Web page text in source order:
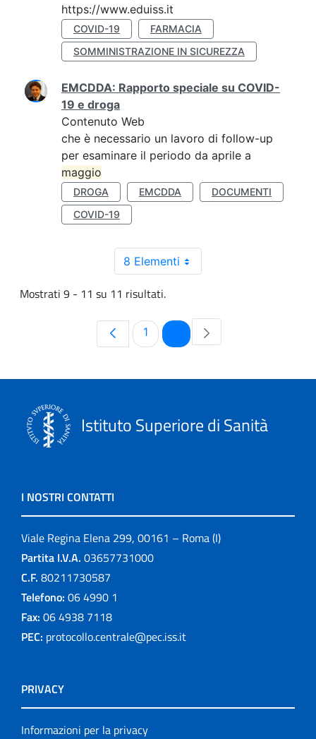
https://www.eduiss.it
COVID-19
FARMACIA
SOMMINISTRAZIONE IN SICUREZZA
EMCDDA: Rapporto speciale su COVID-
19 e droga
Contenuto Web
che è necessario un lavoro di follow-up
per esaminare il periodo da aprile a
maggio
DROGA EMCDDA
DOCUMENTI
COVID-19
8 Elementi
Mostrati 9 - 11 su 11 risultati.
Pagina
1 Pagina
Istituto Superiore di Sanità
I NOSTRI CONTATTI
Viale Regina Elena 299, 00161 – Roma (I)
Partita I.V.A. 03657731000
C.F. 80211730587
Telefono: 06 4990 1
Fax: 06 4938 7118
PEC: protocollo.centrale@pec.iss.it
PRIVACY
Informazioni per la privacy